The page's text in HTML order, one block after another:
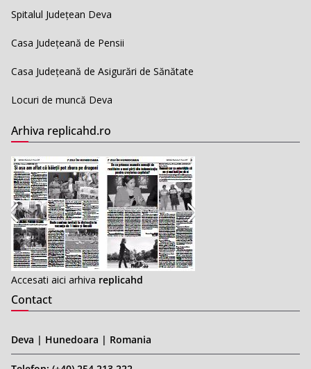
Spitalul Județean Deva
Casa Județeană de Pensii
Casa Județeană de Asigurări de Sănătate
Locuri de muncă Deva
Arhiva replicahd.ro
Accesati aici arhiva replicahd
Contact
Deva | Hunedoara | Romania